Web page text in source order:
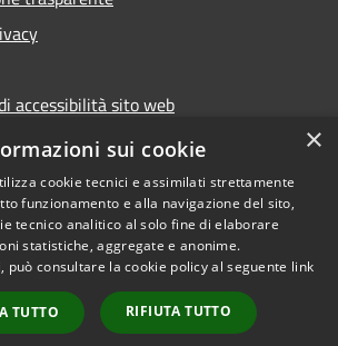
accessibilità sito web
Copyright © 2026 • Comune di
Gaglianico • Powered by
Municipium•
Accesso
redazione
×
sui cookie
cookie tecnici e assimilati strettamente
funzionamento e alla navigazione del sito,
tecnico analitico al solo fine di elaborare
statistiche, aggregate e anonime.
può consultare la cookie policy al seguente link
TUTTO RIFIUTA TUTTO